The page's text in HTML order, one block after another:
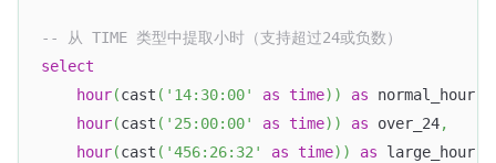
-- 从 TIME 类型中提取小时（支持超过24或负数）
select
hour(cast ( '14:30:00' as time) ) as normal_hour
hour(cast ( '25:00:00' as time) ) as over_24,
hour(cast ( '456:26:32' as time) ) as large_hour